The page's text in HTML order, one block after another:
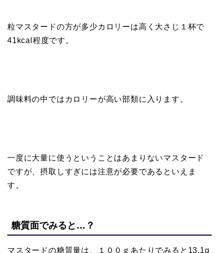
粒マスタードの方が多少カロリーは高く大さじ１杯で
41kcal程度です。
調味料の中ではカロリーが高い部類に入ります。
一度に大量に使うということはあまりないマスタード
ですが、摂取しすぎには注意が必要であるといえま
す。
糖質面でみると…？
マスタードの糖質量は、１００ｇあたりでみると13.1g